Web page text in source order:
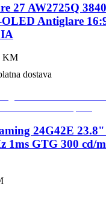
27 AW2725Q
Antiglare
KM
dostava
24G42E 23.8"
1ms GTG 300 cd/